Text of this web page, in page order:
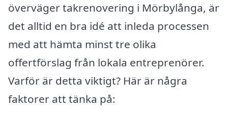
överväger takrenovering i Mörbylånga, är
det alltid en bra idé att inleda processen
med att hämta minst tre olika
offertförslag från lokala entreprenörer.
Varför är detta viktigt? Här är några
faktorer att tänka på: